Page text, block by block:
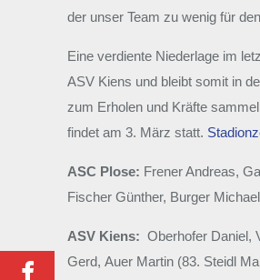
der unser Team zu wenig für
Eine verdiente Niederlage im
ASV Kiens und bleibt somit in
zum Erholen und Kräfte
findet am 3. März statt.
ASC Plose: Frener Andreas,
Fischer Günther, Burger
ASV Kiens: Oberhofer Daniel,
Gerd, Auer Martin (83. Steidl